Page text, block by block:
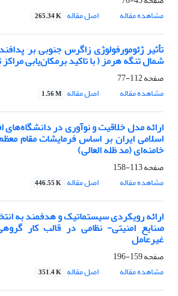
مشاهده مقاله
اصل مقاله 265.34 K
تأثیر ژئومورفولوژی زاگرس جنوبی بر
شمال تنگه هرمز ( با تاکید برمکان‌یابی
صفحه112-77
مشاهده مقاله
اصل مقاله 1.56 M
ارائه مدل خلاقیت و نوآوری در
اسلامی ایران بر اساس فرمایشات مقام
خامنه‌ای (مد ظله العالی)
صفحه113-158
مشاهده مقاله
اصل مقاله 446.55 K
ارائه رویکردی سیستماتیک و هدفمند به
صنایع امنیتی- نظامی در قالب کار
غیرعامل
صفحه159-196
مشاهده مقاله
اصل مقاله 351.4 K